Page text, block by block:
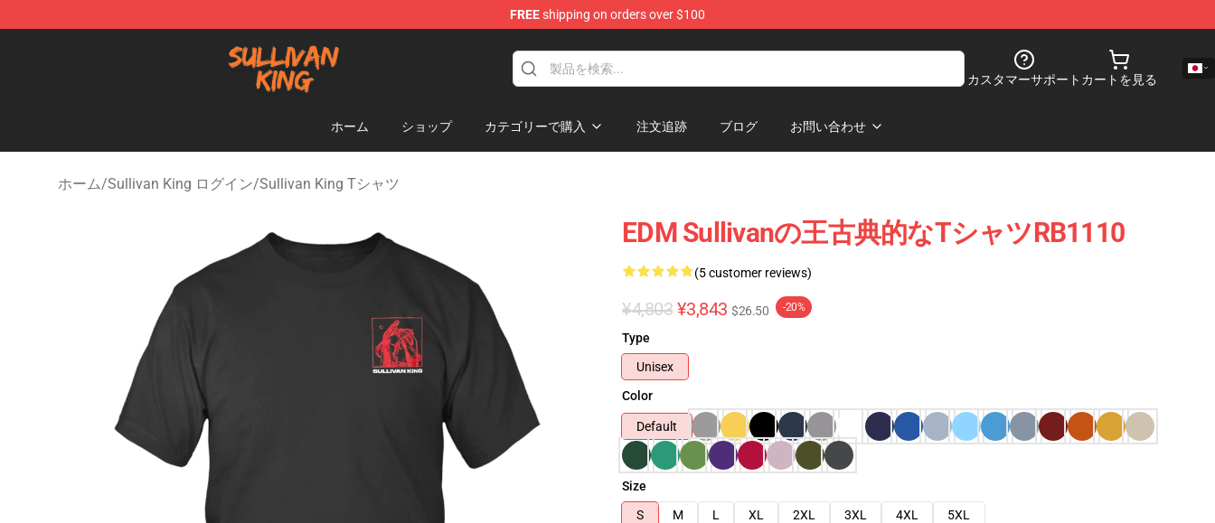
FREEshipping on orders over $100
Sullivan King Shop - Official Sullivan King Merchandise Store
カスタマーサポート カートを見る
ホーム ショップ カテゴリーで購入 注文追跡 ブログ お問い合わせ
ホーム/Sullivan King ログイン/Sullivan King Tシャツ
EDM Sullivanの王古典的なTシャツRB1110
(5 customer reviews)
¥4,803 ¥3,843 $26.50 -20%
Type
Unisex
Color
Default
Size
S
M L XL 2XL 3XL 4XL
5XL